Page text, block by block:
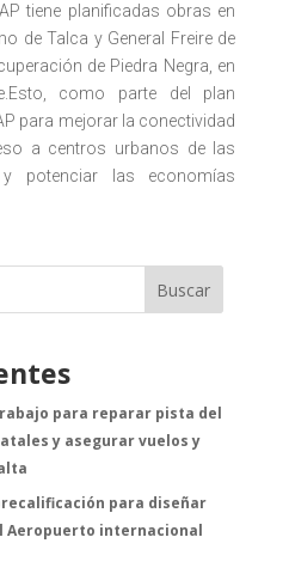
tiene planificadas obras en
de Talca y General Freire de
de Piedra Negra, en
como parte del plan
para mejorar la conectividad
a centros urbanos de las
y potenciar las economías
Buscar
para reparar pista del
y asegurar vuelos y
para diseñar
Aeropuerto internacional